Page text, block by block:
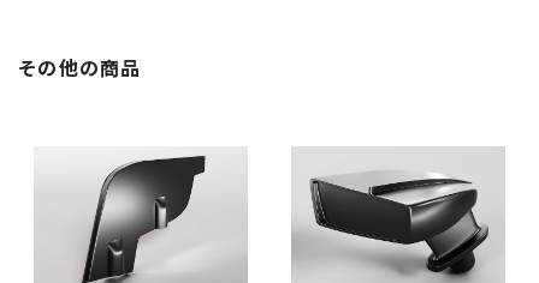
その他の商品